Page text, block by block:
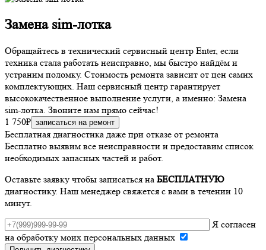
Замена sim-лотка
Обращайтесь в технический сервисный центр Enter, если
техника стала работать неисправно, мы быстро найдём и
устраним поломку. Стоимость ремонта зависит от цен самих
комплектующих. Наш сервисный центр гарантирует
высококачественное выполнение услуги, а именно: Замена
sim-лотка. Звоните нам прямо сейчас!
1 750₽ записаться на ремонт
Бесплатная диагностика даже при отказе от ремонта
Бесплатно выявим все неисправности и предоставим список
необходимых запасных частей и работ.
Оставьте заявку чтобы записаться на БЕСПЛАТНУЮ
диагностику. Наш менеджер свяжется с вами в течении 10
минут.
Я согласен
на обработку моих персональных данных